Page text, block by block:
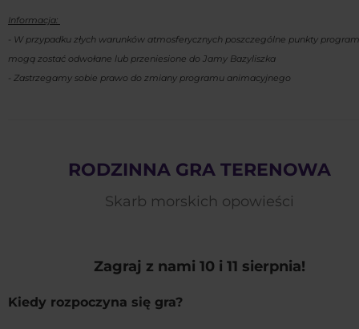
Informacja:
- W przypadku złych warunków atmosferycznych poszczególne punkty
mogą zostać odwołane lub przeniesione do Jamy Bazyliszka
- Zastrzegamy sobie prawo do zmiany programu animacyjnego
RODZINNA GRA TERENOWA
Skarb morskich opowieści
Zagraj z nami 10 i 11 sierpnia!
Kiedy rozpoczyna się gra?